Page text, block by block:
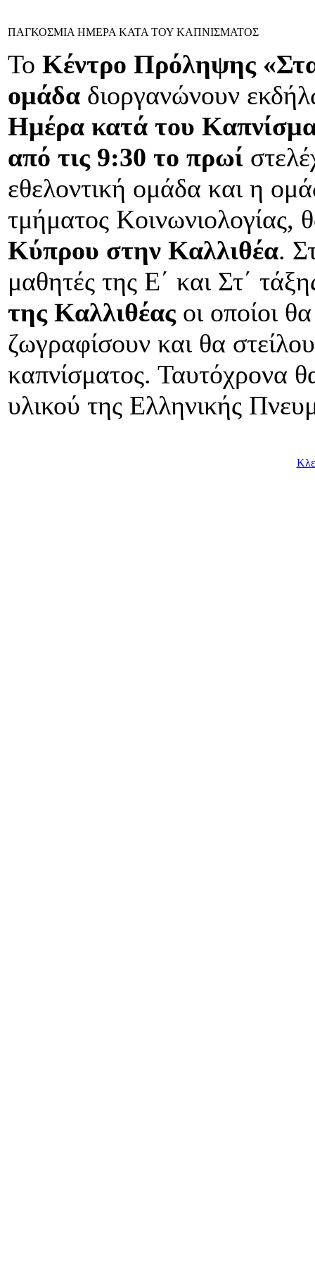
ΠΑΓΚΟΣΜΙΑ ΗΜΕΡΑ ΚΑΤΑ ΤΟΥ ΚΑΠΝΙΣΜΑΤΟΣ
Το Κέντρο Πρόληψης
ομάδα διοργανώνουν
Ημέρα κατά του
από τις 9:30 το πρωί
εθελοντική ομάδα και η
τμήματος Κοινωνιολογίας,
Κύπρου στην Καλλιθέα.
μαθητές της Ε΄ και Στ΄
της Καλλιθέας οι οποίοι
ζωγραφίσουν και θα
καπνίσματος. Ταυτόχρονα
υλικού της Ελληνικής